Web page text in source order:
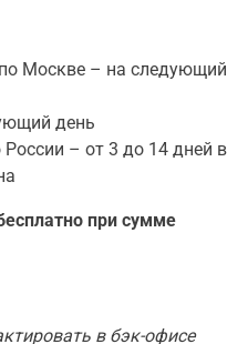
Москве – на следующий
день
– от 3 до 14 дней в
при сумме
в бэк-офисе